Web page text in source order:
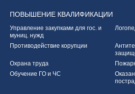
ПОВЫШЕНИЕ КВАЛИФИКАЦИИ
Управление закупками для гос. и
муниц. нужд
Противодействие корупции
Охрана труда
Обучение ГО и ЧС